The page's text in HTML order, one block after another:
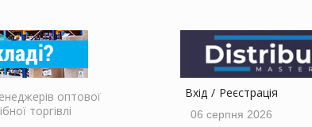
оптової
торгівлі
Вхід Реєстрація
06 серпня 2026